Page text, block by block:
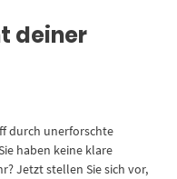
deiner
durch unerforschte
haben keine klare
Jetzt stellen Sie sich vor,